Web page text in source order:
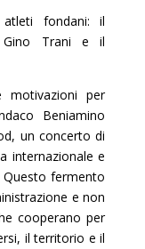
fondani: il
Gino Trani e il
motivazioni per
Beniamino
un concerto di
internazionale e
Questo fermento
e non
cooperano per
il territorio e il